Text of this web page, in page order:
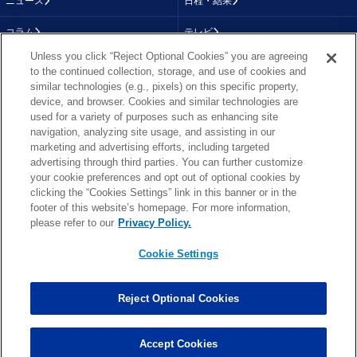
コラム テレビ
画像
About NFL
More NFL 特集
TOP お問い合わせ FAQ
PHOTO BY AP Images / PHOTO BY Getty Images
Unless you click “Reject Optional Cookies” you are agreeing
to the continued collection, storage, and use of cookies and
similar technologies (e.g., pixels) on this specific property,
device, and browser. Cookies and similar technologies are
used for a variety of purposes such as enhancing site
navigation, analyzing site usage, and assisting in our
marketing and advertising efforts, including targeted
advertising through third parties. You can further customize
your cookie preferences and opt out of optional cookies by
clicking the “Cookies Settings” link in this banner or in the
footer of this website’s homepage. For more information,
please refer to our Privacy Policy.
Cookie Settings
Reject Optional Cookies
Accept Cookies